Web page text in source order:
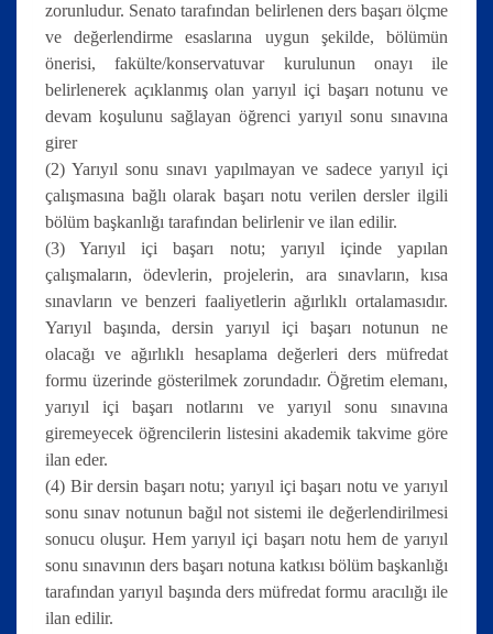
zorunludur. Senato tarafından belirlenen ders başarı ölçme
ve değerlendirme esaslarına uygun şekilde, bölümün
önerisi, fakülte/konservatuvar kurulunun onayı ile
belirlenerek açıklanmış olan yarıyıl içi başarı notunu ve
devam koşulunu sağlayan öğrenci yarıyıl sonu sınavına
girer
(2) Yarıyıl sonu sınavı yapılmayan ve sadece yarıyıl içi
çalışmasına bağlı olarak başarı notu verilen dersler ilgili
bölüm başkanlığı tarafından belirlenir ve ilan edilir.
(3) Yarıyıl içi başarı notu; yarıyıl içinde yapılan
çalışmaların, ödevlerin, projelerin, ara sınavların, kısa
sınavların ve benzeri faaliyetlerin ağırlıklı ortalamasıdır.
Yarıyıl başında, dersin yarıyıl içi başarı notunun ne
olacağı ve ağırlıklı hesaplama değerleri ders müfredat
formu üzerinde gösterilmek zorundadır. Öğretim elemanı,
yarıyıl içi başarı notlarını ve yarıyıl sonu sınavına
giremeyecek öğrencilerin listesini akademik takvime göre
ilan eder.
(4) Bir dersin başarı notu; yarıyıl içi başarı notu ve yarıyıl
sonu sınav notunun bağıl not sistemi ile değerlendirilmesi
sonucu oluşur. Hem yarıyıl içi başarı notu hem de yarıyıl
sonu sınavının ders başarı notuna katkısı bölüm başkanlığı
tarafından yarıyıl başında ders müfredat formu aracılığı ile
ilan edilir.